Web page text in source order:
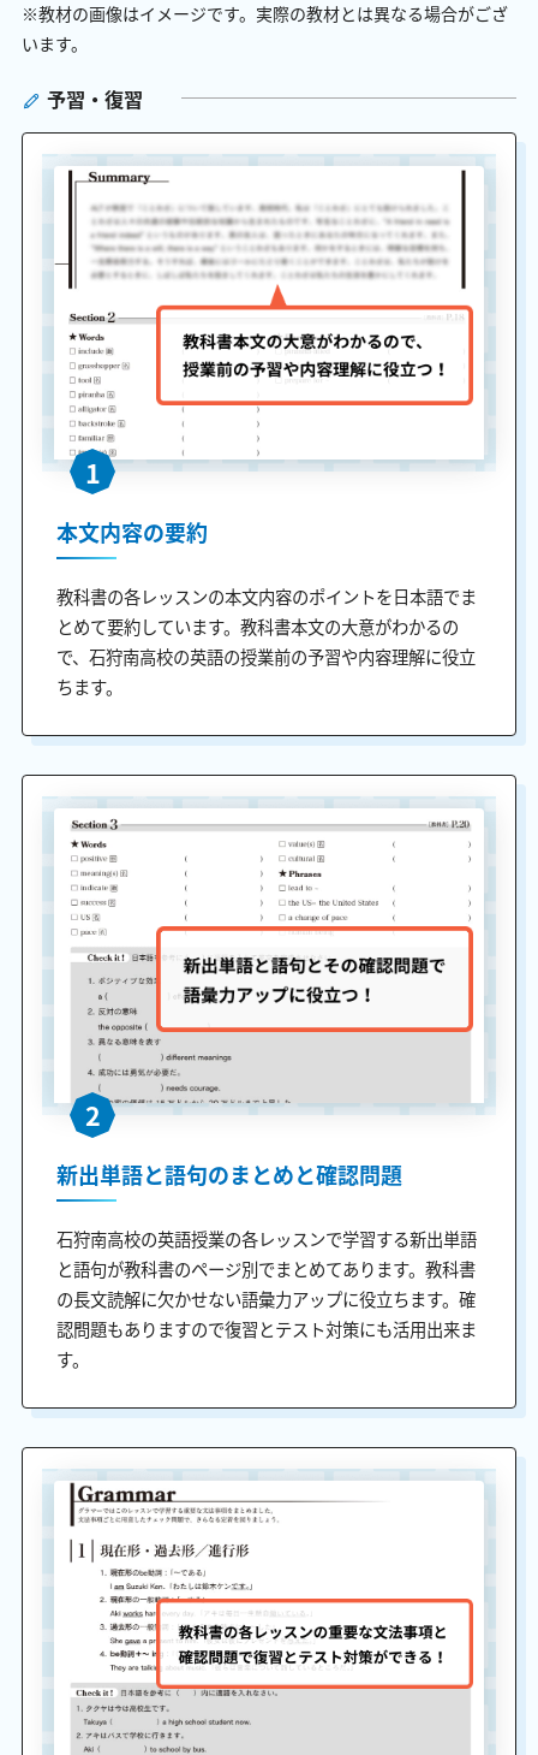
※教材の画像はイメージです。実際の教材とは異なる場合がござ
います。
予習・復習
1
本文内容の要約
教科書の各レッスンの本文内容のポイントを日本語でま
とめて要約しています。教科書本文の大意がわかるの
で、石狩南高校の英語の授業前の予習や内容理解に役立
ちます。
2
新出単語と語句のまとめと確認問題
石狩南高校の英語授業の各レッスンで学習する新出単語
と語句が教科書のページ別でまとめてあります。教科書
の長文読解に欠かせない語彙力アップに役立ちます。確
認問題もありますので復習とテスト対策にも活用出来ま
す。